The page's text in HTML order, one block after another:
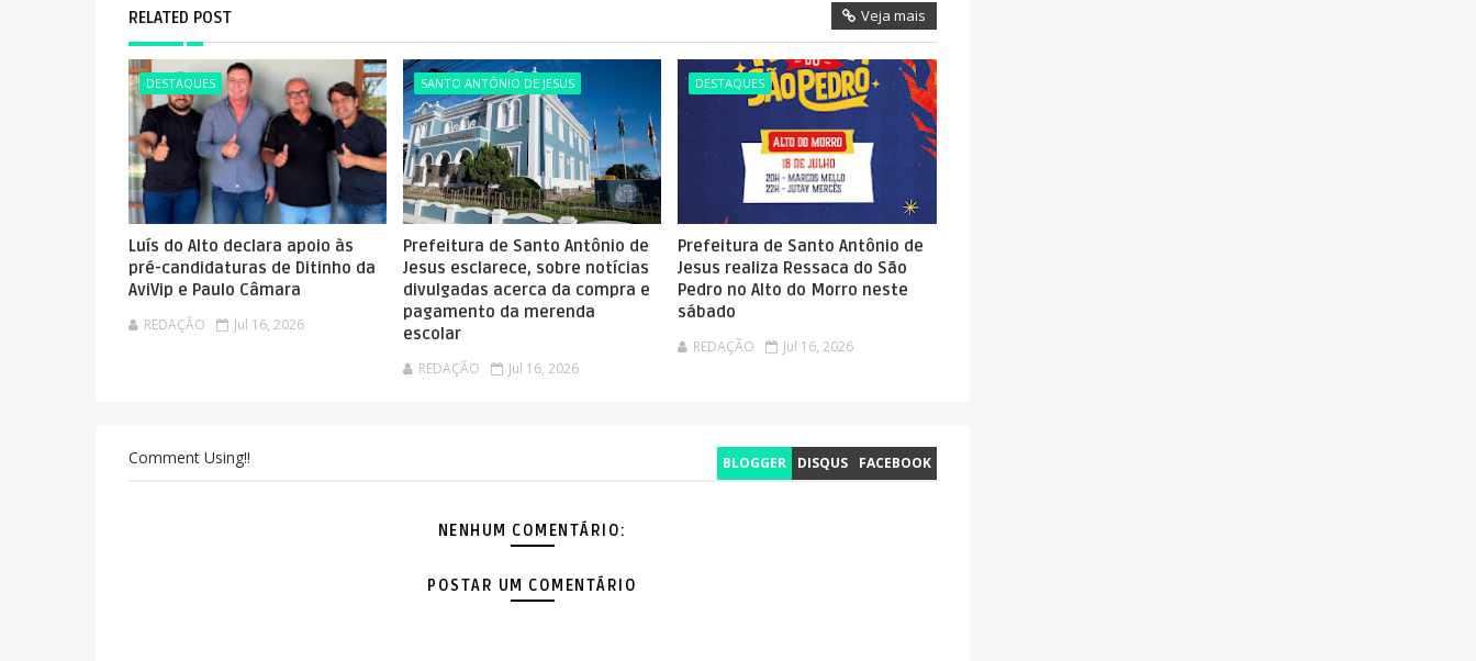
RELATED POST Veja mais
DESTAQUES
Luís do Alto declara apoio às
pré-candidaturas de Ditinho da
AviVip e Paulo Câmara
REDAÇÃO Jul 16, 2026
SANTO ANTÔNIO DE JESUS
Prefeitura de Santo Antônio de
Jesus esclarece, sobre notícias
divulgadas acerca da compra e
pagamento da merenda
escolar
REDAÇÃO Jul 16, 2026
DESTAQUES
Prefeitura de Santo Antônio de
Jesus realiza Ressaca do São
Pedro no Alto do Morro neste
sábado
REDAÇÃO Jul 16, 2026
BLOGGER DISQUS FACEBOOK
Comment Using!!
NENHUM COMENTÁRIO:
POSTAR UM COMENTÁRIO